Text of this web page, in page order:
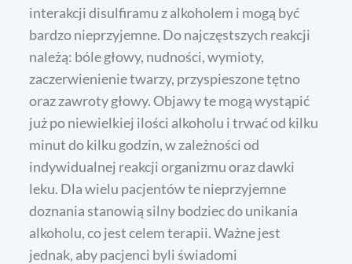
interakcji disulfiramu z alkoholem i mogą być
bardzo nieprzyjemne. Do najczęstszych reakcji
należą: bóle głowy, nudności, wymioty,
zaczerwienienie twarzy, przyspieszone tętno
oraz zawroty głowy. Objawy te mogą wystąpić
już po niewielkiej ilości alkoholu i trwać od kilku
minut do kilku godzin, w zależności od
indywidualnej reakcji organizmu oraz dawki
leku. Dla wielu pacjentów te nieprzyjemne
doznania stanowią silny bodziec do unikania
alkoholu, co jest celem terapii. Ważne jest
jednak, aby pacjenci byli świadomi